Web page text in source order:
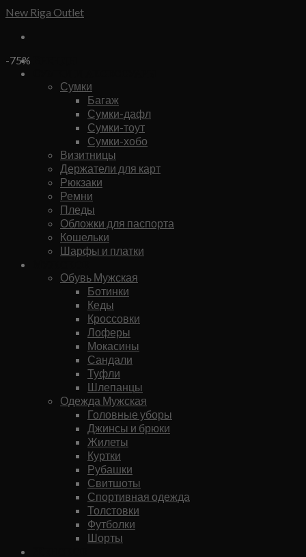
Skip
content
New Riga Outlet
Сумки
Багаж
Сумки-дафл
Сумки-тоут
Сумки-хобо
Визитницы
Держатели для карт
Рюкзаки
Ремни
Пледы
Обложки для паспорта
Кошельки
Шарфы и платки
Обувь Мужская
Ботинки
Кеды
Кроссовки
Лоферы
Мокасины
Сандали
Туфли
Шлепанцы
Одежда Мужская
Головные уборы
Джинсы и брюки
Жилеты
Куртки
Рубашки
Свитшоты
Спортивная одежда
Толстовки
Футболки
Шорты
-75%